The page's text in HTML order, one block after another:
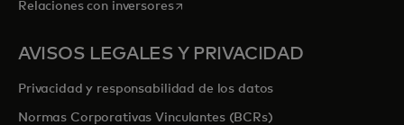
Relaciones con inversoresse abre en una pestaña nueva
AVISOS LEGALES Y PRIVACIDAD
Privacidad y responsabilidad de los datos
Normas Corporativas Vinculantes (BCRs)